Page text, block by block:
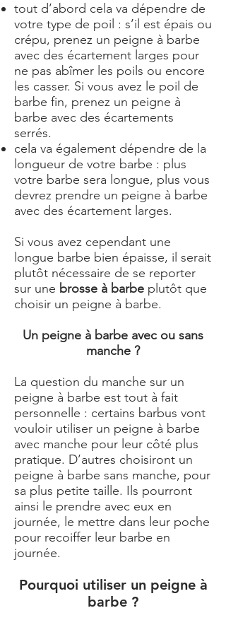
tout d’abord cela va dépendre de
votre type de poil : s’il est épais ou
crépu, prenez un peigne à barbe
avec des écartement larges pour
ne pas abîmer les poils ou encore
les casser. Si vous avez le poil de
barbe fin, prenez un peigne à
barbe avec des écartements
serrés.
cela va également dépendre de la
longueur de votre barbe : plus
votre barbe sera longue, plus vous
devrez prendre un peigne à barbe
avec des écartement larges.
Si vous avez cependant une
longue barbe bien épaisse, il serait
plutôt nécessaire de se reporter
sur une brosse à barbe plutôt que
choisir un peigne à barbe.
Un peigne à barbe avec ou sans
manche ?
La question du manche sur un
peigne à barbe est tout à fait
personnelle : certains barbus vont
vouloir utiliser un peigne à barbe
avec manche pour leur côté plus
pratique. D’autres choisiront un
peigne à barbe sans manche, pour
sa plus petite taille. Ils pourront
ainsi le prendre avec eux en
journée, le mettre dans leur poche
pour recoiffer leur barbe en
journée.
Pourquoi utiliser un peigne à
barbe ?